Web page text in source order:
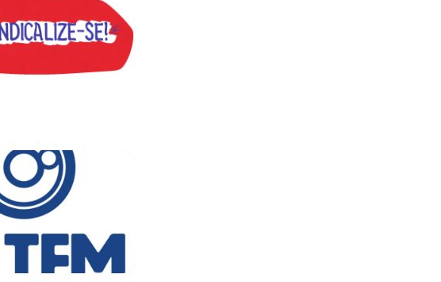
assassinatos
à TV TEM, denunciada de cometer irregularidades